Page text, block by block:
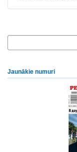
Jaunākie numuri